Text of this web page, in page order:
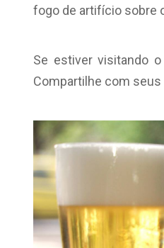
fogo de artifício sobre
Se estiver visitando
Compartilhe com seus